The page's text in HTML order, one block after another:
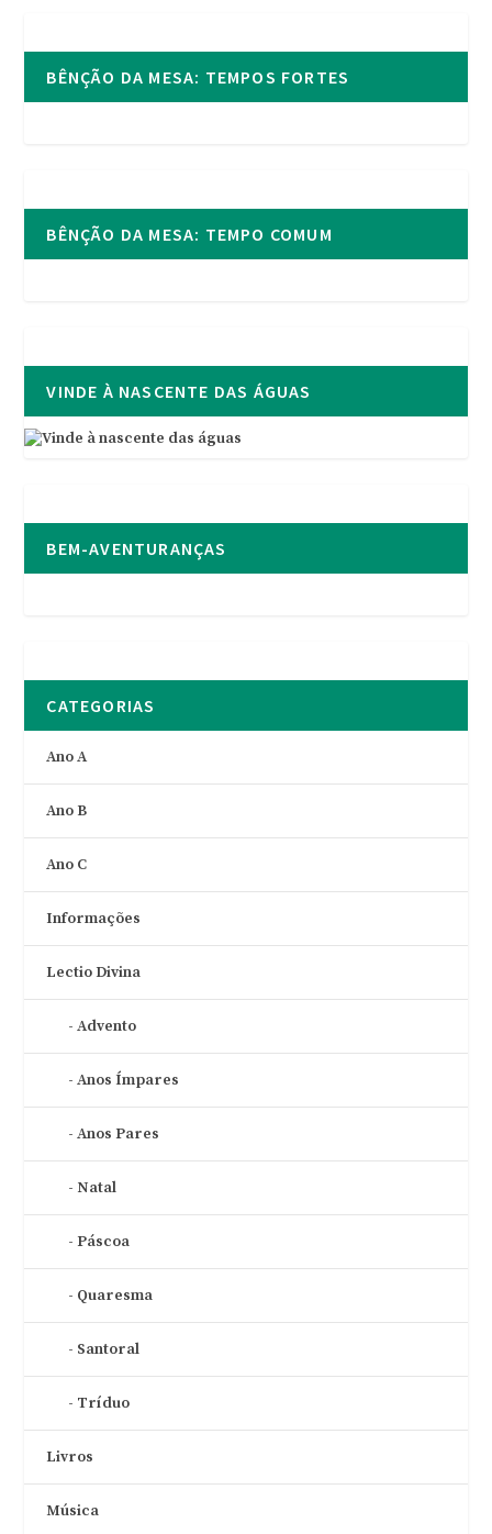
BÊNÇÃO DA MESA: TEMPOS FORTES
BÊNÇÃO DA MESA: TEMPO COMUM
VINDE À NASCENTE DAS ÁGUAS
BEM-AVENTURANÇAS
CATEGORIAS
Ano A
Ano B
Ano C
Informações
Lectio Divina
Advento
Anos Ímpares
Anos Pares
Natal
Páscoa
Quaresma
Santoral
Tríduo
Livros
Música